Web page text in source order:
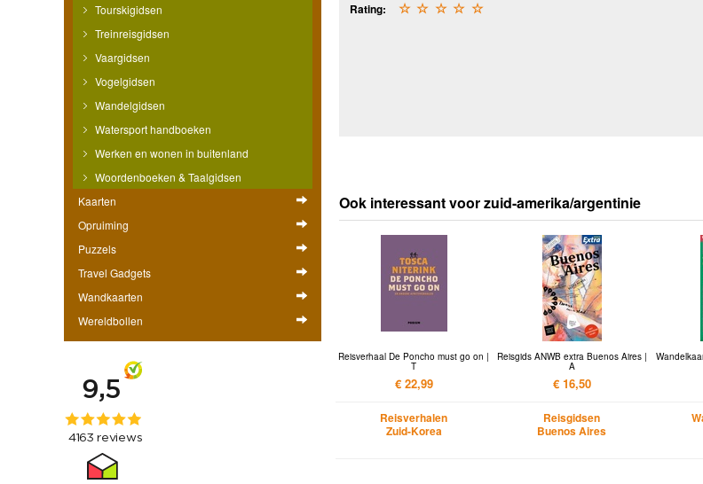
Tourskigidsen
Treinreisgidsen
Vaargidsen
Vogelgidsen
Wandelgidsen
Watersport handboeken
Werken en wonen in buitenland
Woordenboeken & Taalgidsen
Kaarten
Opruiming
Puzzels
Travel Gadgets
Wandkaarten
Wereldbollen
Rating: ☆
☆
☆
☆
☆
Ook interessant voor zuid-amerika/argentinie
Reisverhaal De Poncho must go on |
T
€ 22,99
Reisverhalen
Zuid-Korea
Reisgids ANWB extra Buenos Aires |
A
€ 16,50
Reisgidsen
Buenos Aires